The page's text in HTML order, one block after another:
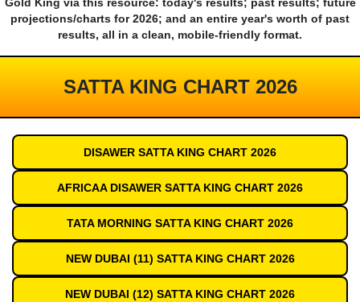
Gold King via this resource: today's results; past results; future
projections/charts for 2026; and an entire year's worth of past
results, all in a clean, mobile-friendly format.
SATTA KING CHART 2026
DISAWER SATTA KING CHART 2026
AFRICAA DISAWER SATTA KING CHART 2026
TATA MORNING SATTA KING CHART 2026
NEW DUBAI (11) SATTA KING CHART 2026
NEW DUBAI (12) SATTA KING CHART 2026